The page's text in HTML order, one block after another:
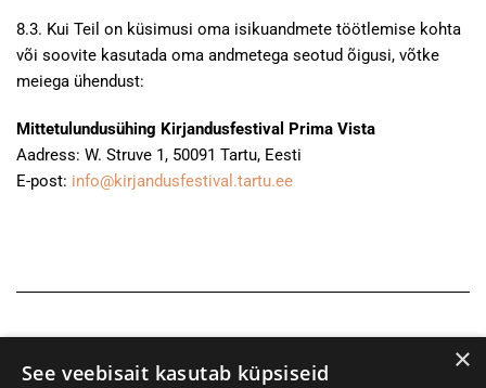
8.3. Kui Teil on küsimusi oma isikuandmete töötlemise kohta
või soovite kasutada oma andmetega seotud õigusi, võtke
meiega ühendust:
Mittetulundusühing Kirjandusfestival Prima Vista
Aadress: W. Struve 1, 50091 Tartu, Eesti
E-post: info@kirjandusfestival.tartu.ee
×
See veebisait kasutab küpsiseid